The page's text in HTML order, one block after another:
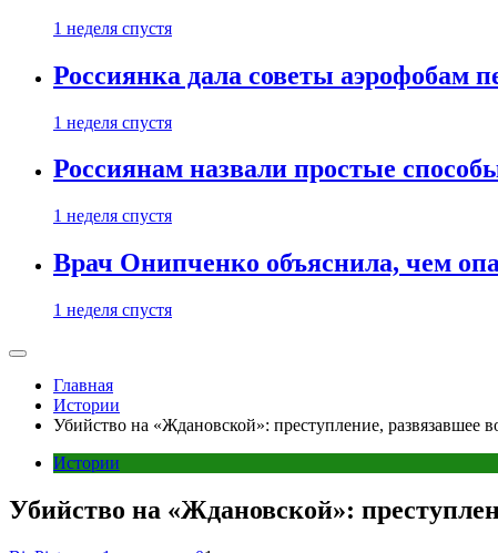
1 неделя спустя
Россиянка дала советы аэрофобам
1 неделя спустя
Россиянам назвали простые
1 неделя спустя
Врач Онипченко объяснила, чем
1 неделя спустя
Главная
Истории
Убийство на «Ждановской»: преступление,
Истории
Убийство на «Ждановской»: